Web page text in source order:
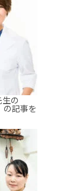
の
の記事を